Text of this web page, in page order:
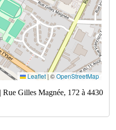
Leaflet|©OpenStreetMap
Rue Gilles Magnée, 172 à 4430